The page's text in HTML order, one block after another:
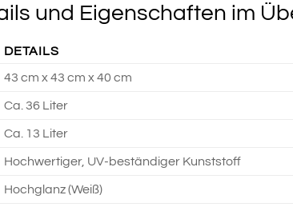
und Eigenschaften im
DETAILS
43 cm x 43 cm x 40 cm
Ca. 36 Liter
Ca. 13 Liter
Hochwertiger, UV-beständiger Kunststoff
Hochglanz (Weiß)